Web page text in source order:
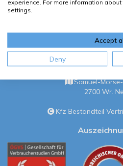
Kfz Bestandteil
Samuel-
2700 Wr.
Kfz Bestandteil
experience. For more information
settings.
Accept
Deny